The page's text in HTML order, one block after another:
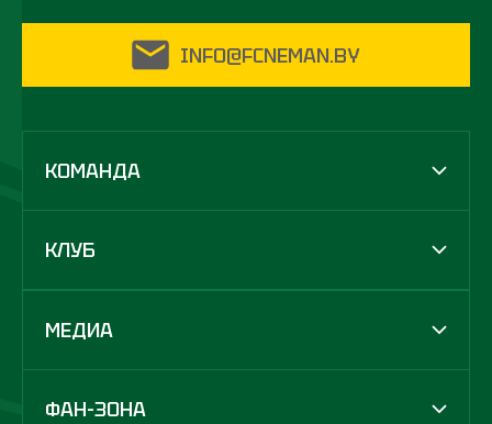
INFO@FCNEMAN.BY
КОМАНДА
КЛУБ
МЕДИА
ФАН-ЗОНА